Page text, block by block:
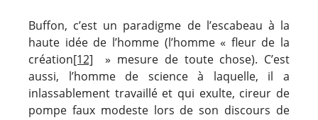
Buffon, c’est un paradigme de l’escabeau à la
haute idée de l’homme (l’homme « fleur de la
création[12] » mesure de toute chose). C’est
aussi, l’homme de science à laquelle, il a
inlassablement travaillé et qui exulte, cireur de
pompe faux modeste lors de son discours de